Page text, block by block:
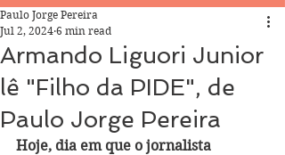
Armando Liguori Junior
lê "Filho da PIDE", de
Paulo Jorge Pereira
Paulo Jorge Pereira
Jul 2, 2024 6 min read
Hoje, dia em que o jornalista